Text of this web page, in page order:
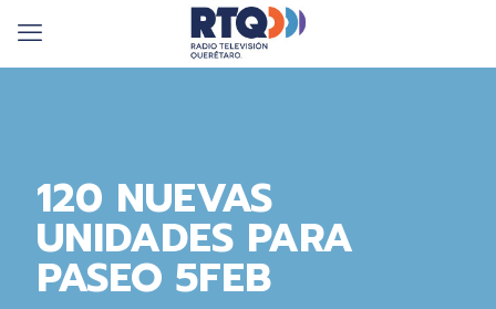
120 NUEVAS
UNIDADES PARA
PASEO 5FEB